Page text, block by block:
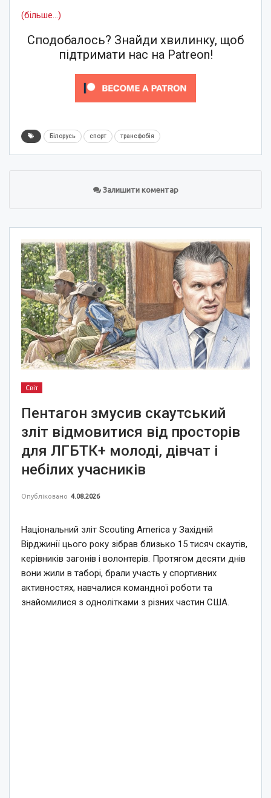
(більше…)
Сподобалось? Знайди хвилинку, щоб
підтримати нас на Patreon!
Білорусь спорт трансфобія
Залишити коментар
Світ
Пентагон змусив скаутський
зліт відмовитися від просторів
для ЛГБТК+ молоді, дівчат і
небілих учасників
Опубліковано 4.08.2026
Національний зліт Scouting America у Західній
Вірджинії цього року зібрав близько 15 тисяч скаутів,
керівників загонів і волонтерів. Протягом десяти днів
вони жили в таборі, брали участь у спортивних
активностях, навчалися командної роботи та
знайомилися з однолітками з різних частин США.